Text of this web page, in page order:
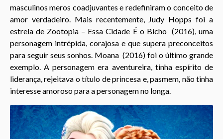
masculinos meros coadjuvantes e redefiniram o conceito de
amor verdadeiro. Mais recentemente, Judy Hopps foi a
estrela de Zootopia – Essa Cidade É o Bicho (2016), uma
personagem intrépida, corajosa e que supera preconceitos
para seguir seus sonhos. Moana (2016) foi o último grande
exemplo. A personagem era aventureira, tinha espírito de
liderança, rejeitava o título de princesa e, pasmem, não tinha
interesse amoroso para a personagem no longa.